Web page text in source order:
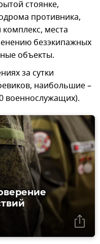
стоянке,
противника,
места
безэкипажных
объекты.
за сутки
наибольшие –
военнослужащих).